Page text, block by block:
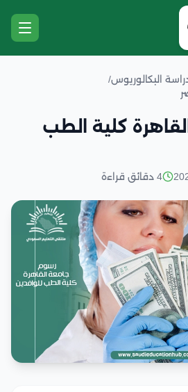
البكالوريوس/
كلية الطب
4 دقائق قراءة